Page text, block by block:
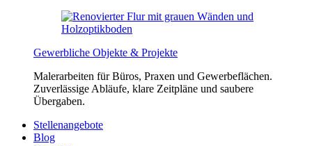
Gewerbliche Objekte & Projekte
Malerarbeiten für Büros, Praxen und Gewerbeflächen.
Zuverlässige Abläufe, klare Zeitpläne und saubere
Übergaben.
Stellenangebote
Blog